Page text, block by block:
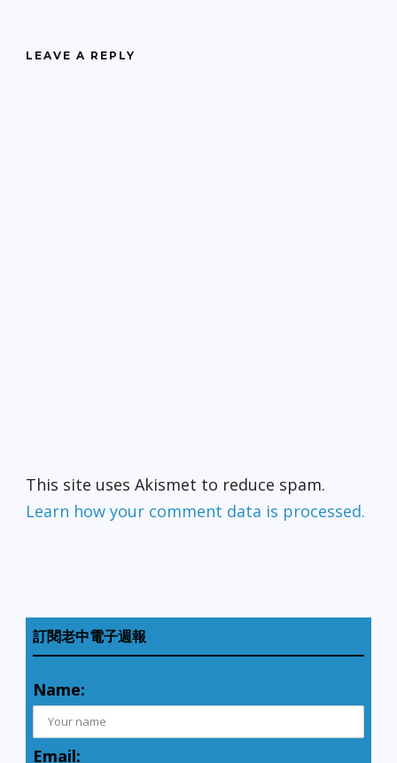
LEAVE A REPLY
This site uses Akismet to reduce spam.
Learn how your comment data is processed.
訂閱老中電子週報
Name:
Email: